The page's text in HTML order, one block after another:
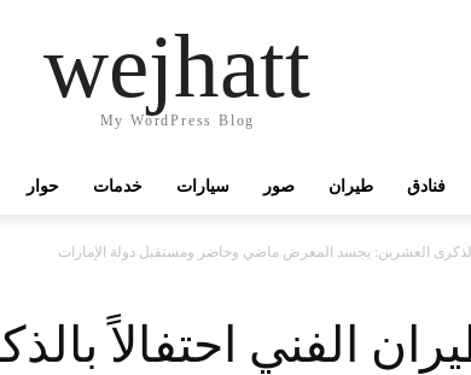
wejhatt
My WordPress Blog
حوار خدمات سيارات صور طيران فنادق
العشرين: يجسد المعرض ماضي وحاضر ومستقبل دولة الإمارات
الفني احتفالاً